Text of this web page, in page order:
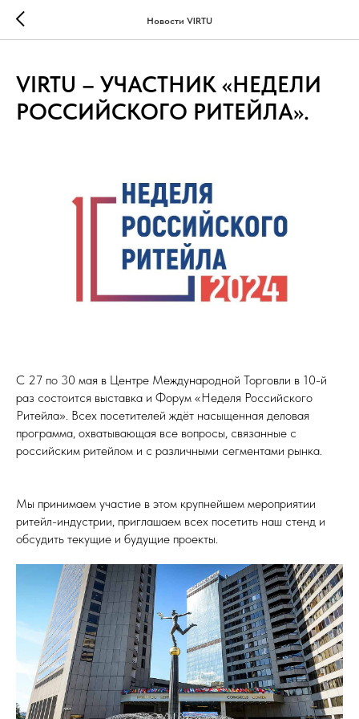
Новости VIRTU
VIRTU – УЧАСТНИК «НЕДЕЛИ
РОССИЙСКОГО РИТЕЙЛА».
С 27 по 30 мая в Центре Международной Торговли в 10-й
раз состоится выставка и Форум «Неделя Российского
Ритейла». Всех посетителей ждёт насыщенная деловая
программа, охватывающая все вопросы, связанные с
российским ритейлом и с различными сегментами рынка.
Мы принимаем участие в этом крупнейшем мероприятии
ритейл-индустрии, приглашаем всех посетить наш стенд и
обсудить текущие и будущие проекты.